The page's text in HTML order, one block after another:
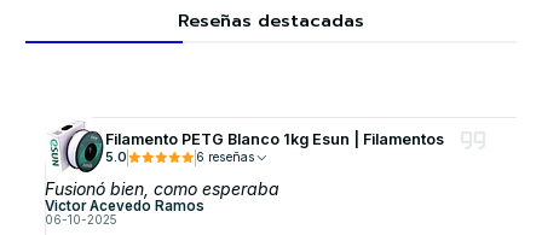
Reseñas destacadas
Filamento PETG Blanco 1kg Esun | Filamentos
5.0 6 reseñas
Fusionó bien, como esperaba
Victor Acevedo Ramos
06-10-2025